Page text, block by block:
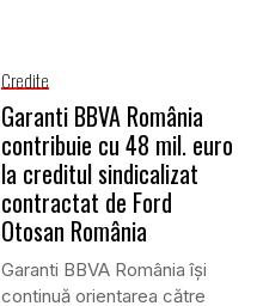
Credite
Garanti BBVA România
contribuie cu 48 mil. euro
la creditul sindicalizat
contractat de Ford
Otosan România
Garanti BBVA România îşi
continuă orientarea către